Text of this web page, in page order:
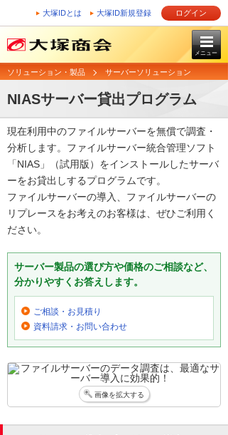
大塚IDとは 大塚ID新規登録 ログイン
メニュー
ソリューション・製品 サーバーソリューション
NIASサーバー貸出プログラム
現在利用中のファイルサーバーを無償で調査・
分析します。ファイルサーバー統合管理ソフト
「NIAS」（試用版）をインストールしたサーバ
ーをお貸出しするプログラムです。
ファイルサーバーの導入、ファイルサーバーの
リプレースをお考えのお客様は、ぜひご利用く
ださい。
サーバー製品の選び方や価格のご相談など、
分かりやすくお答えします。
ご相談・お見積り
資料請求・お問い合わせ
画像を拡大する